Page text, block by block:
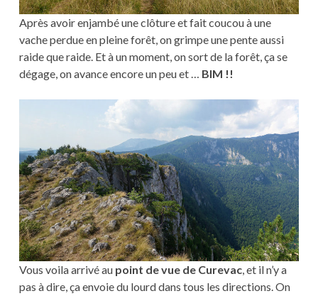
Après avoir enjambé une clôture et fait coucou à une
vache perdue en pleine forêt, on grimpe une pente aussi
raide que raide. Et à un moment, on sort de la forêt, ça se
dégage, on avance encore un peu et … BIM !!
Vous voila arrivé au point de vue de Curevac, et il n’y a
pas à dire, ça envoie du lourd dans tous les directions. On